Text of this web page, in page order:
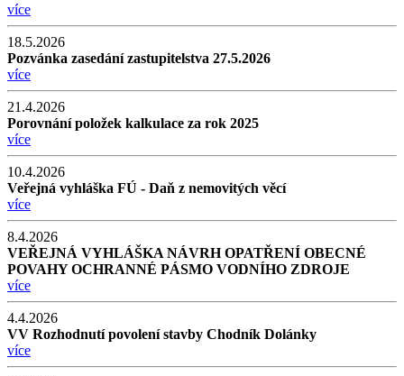
více
18.5.2026
Pozvánka zasedání zastupitelstva 27.5.2026
více
21.4.2026
Porovnání položek kalkulace za rok 2025
více
10.4.2026
Veřejná vyhláška FÚ - Daň z nemovitých věcí
více
8.4.2026
VEŘEJNÁ VYHLÁŠKA NÁVRH OPATŘENÍ OBECNÉ
POVAHY OCHRANNÉ PÁSMO VODNÍHO ZDROJE
více
4.4.2026
VV Rozhodnutí povolení stavby Chodník Dolánky
více